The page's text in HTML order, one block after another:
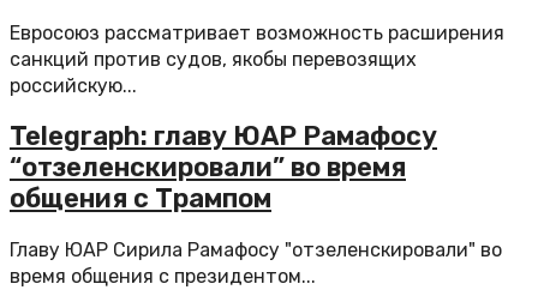
Евросоюз рассматривает возможность расширения
санкций против судов, якобы перевозящих
российскую...
Telegraph: главу ЮАР Рамафосу
“отзеленскировали” во время
общения с Трампом
Главу ЮАР Сирила Рамафосу "отзеленскировали" во
время общения с президентом...